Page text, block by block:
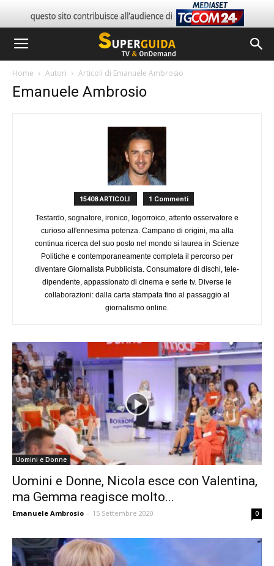
Home Autori Articoli di Emanuele Ambrosio
Emanuele Ambrosio
15408 ARTICOLI 1 Commenti
Testardo, sognatore, ironico, logorroico, attento osservatore e
curioso all'ennesima potenza. Campano di origini, ma alla
continua ricerca del suo posto nel mondo si laurea in Scienze
Politiche e contemporaneamente completa il percorso per
diventare Giornalista Pubblicista. Consumatore di dischi, tele-
dipendente, appassionato di cinema e serie tv. Diverse le
collaborazioni: dalla carta stampata fino al passaggio al
giornalismo online.
Uomini e Donne
Uomini e Donne, Nicola esce con Valentina,
ma Gemma reagisce molto...
Emanuele Ambrosio - 15 Settembre 2020 0